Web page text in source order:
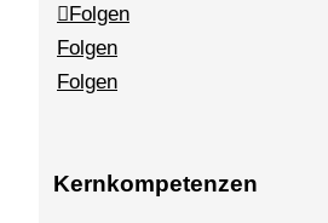
Folgen
Folgen
Folgen
Kernkompetenzen